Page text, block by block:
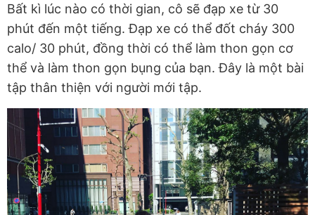
Bất kì lúc nào có thời gian, cô sẽ đạp xe từ 30
phút đến một tiếng. Đạp xe có thể đốt cháy 300
calo/ 30 phút, đồng thời có thể làm thon gọn cơ
thể và làm thon gọn bụng của bạn. Đây là một bài
tập thân thiện với người mới tập.